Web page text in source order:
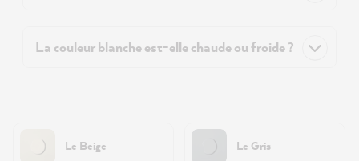
La couleur blanche est-elle chaude ou froide ?
Le Beige Le Gris